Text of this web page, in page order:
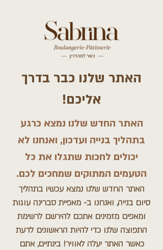
האתר שלנו כבר בדרך
אליכם!
האתר החדש שלנו נמצא כרגע
בתהליך בנייה ועדכון, ואנחנו לא
יכולים לחכות שתגלו את כל
הטעמים המתוקים שמחכים לכם.
​האתר החדש שלנו נמצא עכשיו בתהליך
סיום בנייה, ואנחנו ב- מאפיית סברינה עוגות
ומאפים מזמינים אתכם להירשם לרשימת
התפוצה שלנו כדי להיות הראשונים לדעת
כאשר האתר יעלה לאוויר! בינתיים, אתם